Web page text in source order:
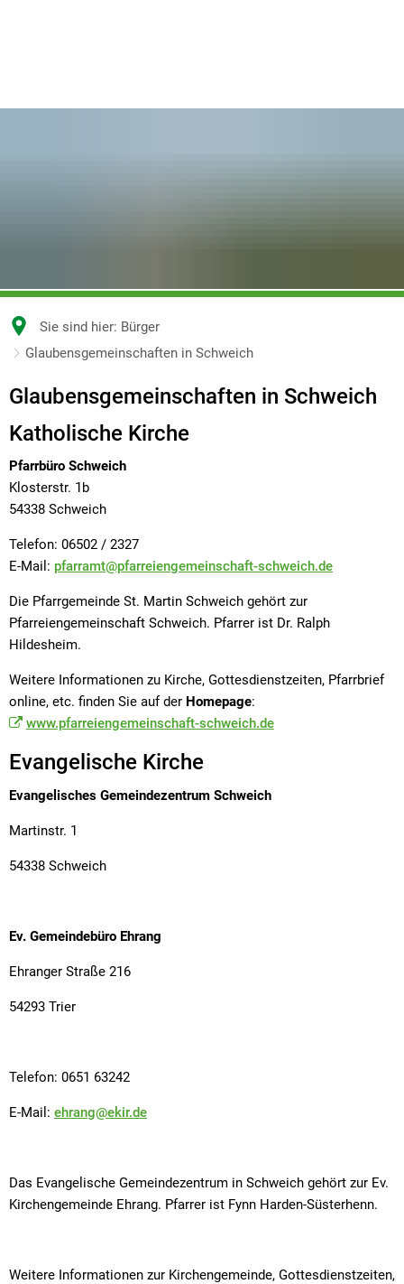
Sie sind hier: Bürger
Glaubensgemeinschaften in Schweich
Glaubensgemeinschaften in Schweich
Katholische Kirche
Pfarrbüro Schweich
Klosterstr. 1b
54338 Schweich
Telefon: 06502 / 2327
E-Mail: pfarramt@pfarreiengemeinschaft-schweich.de
Die Pfarrgemeinde St. Martin Schweich gehört zur
Pfarreiengemeinschaft Schweich. Pfarrer ist Dr. Ralph
Hildesheim.
Weitere Informationen zu Kirche, Gottesdienstzeiten, Pfarrbrief
online, etc. finden Sie auf der Homepage:
www.pfarreiengemeinschaft-schweich.de
Evangelische Kirche
Evangelisches Gemeindezentrum Schweich
Martinstr. 1
54338 Schweich
Ev. Gemeindebüro Ehrang
Ehranger Straße 216
54293 Trier
Telefon: 0651 63242
E-Mail: ehrang@ekir.de
Das Evangelische Gemeindezentrum in Schweich gehört zur Ev.
Kirchengemeinde Ehrang. Pfarrer ist Fynn Harden-Süsterhenn.
Weitere Informationen zur Kirchengemeinde, Gottesdienstzeiten,